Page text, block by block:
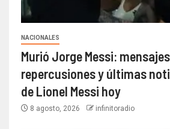
NACIONALES
Murió Jorge Messi:
repercusiones y últimas
de Lionel Messi hoy
8 agosto, 2026 infinitoradio